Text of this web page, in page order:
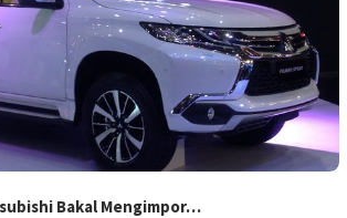
Bakal Mengimpor…